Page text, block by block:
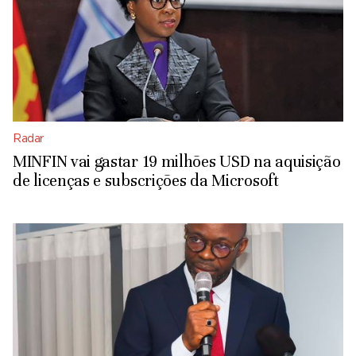
Radar
MINFIN vai gastar 19 milhões USD na aquisição
de licenças e subscrições da Microsoft